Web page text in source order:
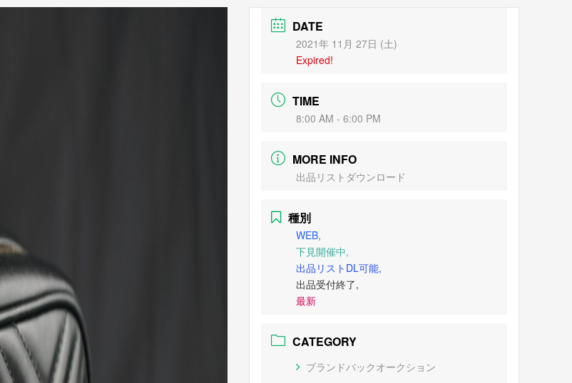
DATE
2021年 11月 27日 (土)
Expired!
TIME
8:00 AM - 6:00 PM
MORE INFO
出品リストダウンロード
種別
WEB,
下見開催中,
出品リストDL可能,
出品受付終了,
最新
CATEGORY
ブランドバックオークション